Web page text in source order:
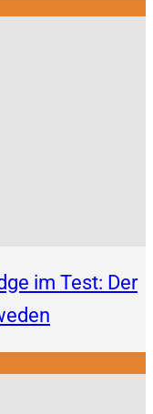
im Test: Der